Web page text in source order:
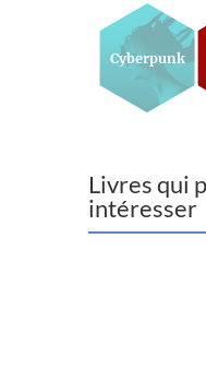
Cyberpunk
Livres qui
intéresser